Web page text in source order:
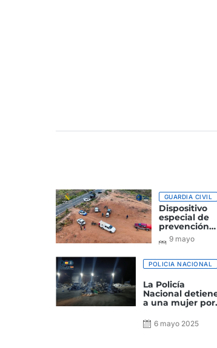
GUARDIA CIVIL
Dispositivo
especial de
prevención
contra el
abandono
isla de Gran
Canaria
9 mayo
POLICIA NACIONAL
La Policía
Nacional
a una mujer por
y deshacerse del
feto en un
6 mayo 2025